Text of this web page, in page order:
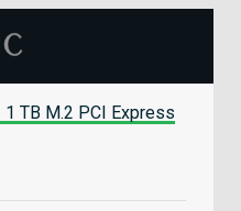
TB M.2 PCI Express